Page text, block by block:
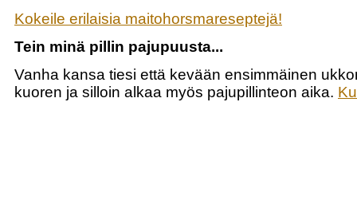
Kokeile erilaisia maitohorsmareseptejä!
Tein minä pillin pajupuusta...
Vanha kansa tiesi että kevään ensimmäinen
kuoren ja silloin alkaa myös pajupillinteon aika.